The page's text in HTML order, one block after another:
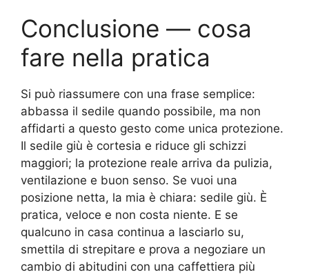
Conclusione — cosa
fare nella pratica
Si può riassumere con una frase semplice:
abbassa il sedile quando possibile, ma non
affidarti a questo gesto come unica protezione.
Il sedile giù è cortesia e riduce gli schizzi
maggiori; la protezione reale arriva da pulizia,
ventilazione e buon senso. Se vuoi una
posizione netta, la mia è chiara: sedile giù. È
pratica, veloce e non costa niente. E se
qualcuno in casa continua a lasciarlo su,
smettila di strepitare e prova a negoziare un
cambio di abitudini con una caffettiera più